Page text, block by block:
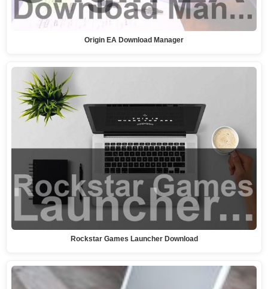
Origin EA Download Manager
Rockstar Games Launcher Download